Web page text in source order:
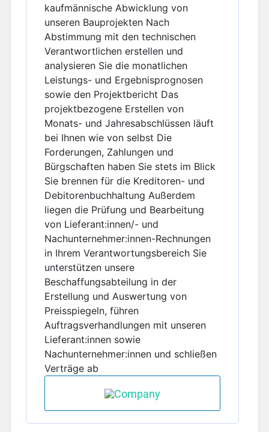
kaufmännische Abwicklung von
unseren Bauprojekten Nach
Abstimmung mit den technischen
Verantwortlichen erstellen und
analysieren Sie die monatlichen
Leistungs- und Ergebnisprognosen
sowie den Projektbericht Das
projektbezogene Erstellen von
Monats- und Jahresabschlüssen läuft
bei Ihnen wie von selbst Die
Forderungen, Zahlungen und
Bürgschaften haben Sie stets im Blick
Sie brennen für die Kreditoren- und
Debitorenbuchhaltung Außerdem
liegen die Prüfung und Bearbeitung
von Lieferant:innen/- und
Nachunternehmer:innen-Rechnungen
in Ihrem Verantwortungsbereich Sie
unterstützen unsere
Beschaffungsabteilung in der
Erstellung und Auswertung von
Preisspiegeln, führen
Auftragsverhandlungen mit unseren
Lieferant:innen sowie
Nachunternehmer:innen und schließen
Verträge ab